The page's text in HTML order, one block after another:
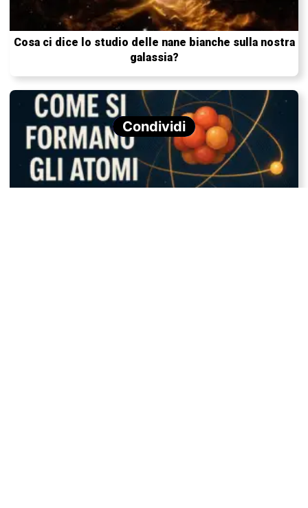
Cosa ci dice lo studio delle nane bianche sulla nostra
galassia?
Condividi